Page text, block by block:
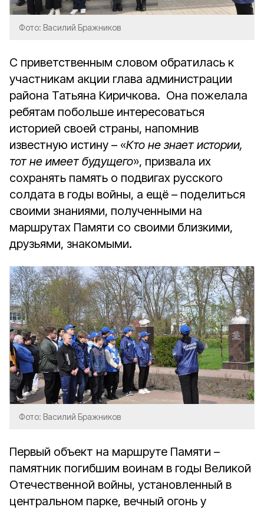
Фото: Василий Бражников
С приветственным словом обратилась к
участникам акции глава администрации
района Татьяна Киричкова. Она пожелала
ребятам побольше интересоваться
историей своей страны, напомнив
известную истину – «Кто не знает истории,
тот не имеет будущего», призвала их
сохранять память о подвигах русского
солдата в годы войны, а ещё – поделиться
своими знаниями, полученными на
маршрутах Памяти со своими близкими,
друзьями, знакомыми.
Фото: Василий Бражников
Первый объект на маршруте Памяти –
памятник погибшим воинам в годы Великой
Отечественной войны, установленный в
центральном парке, вечный огонь у